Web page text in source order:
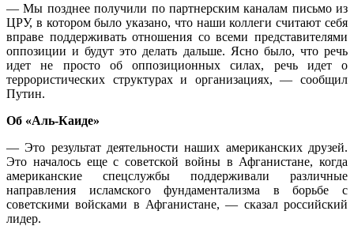
— Мы позднее получили по партнерским каналам письмо из
ЦРУ, в котором было указано, что наши коллеги считают себя
вправе поддерживать отношения со всеми представителями
оппозиции и будут это делать дальше. Ясно было, что речь
идет не просто об оппозиционных силах, речь идет о
террористических структурах и организациях, — сообщил
Путин.
Об «Аль-Каиде»
— Это результат деятельности наших американских друзей.
Это началось еще с советской войны в Афганистане, когда
американские спецслужбы поддерживали различные
направления исламского фундаментализма в борьбе с
советскими войсками в Афганистане, — сказал российский
лидер.